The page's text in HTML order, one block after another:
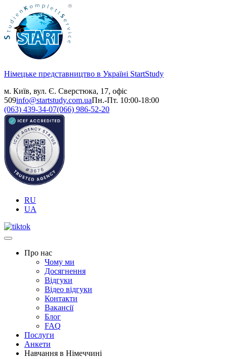
Німецьке представництво в Україні StartStudy
м. Київ, вул. Є. Сверстюка, 17, офіс
509info@startstudy.com.uaПн.-Пт. 10:00-18:00
(063) 439-34-07(066) 986-52-20
RU
UA
Про нас
Чому ми
Досягнення
Відгуки
Відео відгуки
Контакти
Вакансії
Блог
FAQ
Послуги
Анкети
Навчання в Німеччині